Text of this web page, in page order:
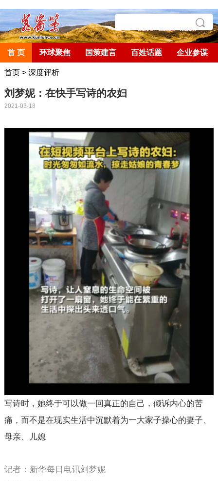
首 页 环球聚焦 国策建言 百姓话题 企业参谋
首页> 深度评析
刘梦妮：在快手写诗的农妇
2021-03-18
写诗时，她终于可以做一回真正的自己，倾诉内心的苦
痛，而不是在现实生活中沉默着为一大家子操心的妻子、
母亲、儿媳
记者：新华每日电讯刘梦妮